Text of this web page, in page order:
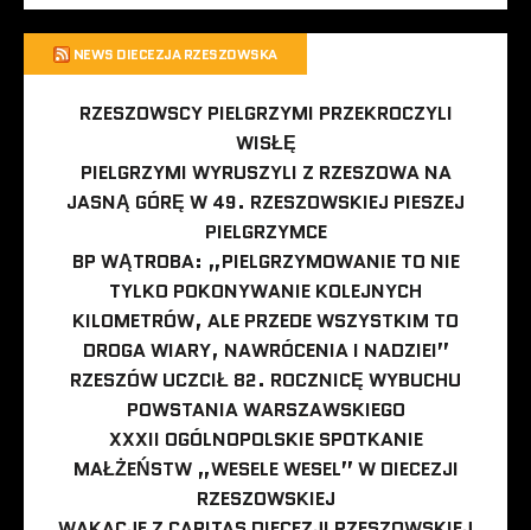
NEWS DIECEZJA RZESZOWSKA
RZESZOWSCY PIELGRZYMI PRZEKROCZYLI
WISŁĘ
PIELGRZYMI WYRUSZYLI Z RZESZOWA NA
JASNĄ GÓRĘ W 49. RZESZOWSKIEJ PIESZEJ
PIELGRZYMCE
BP WĄTROBA: „PIELGRZYMOWANIE TO NIE
TYLKO POKONYWANIE KOLEJNYCH
KILOMETRÓW, ALE PRZEDE WSZYSTKIM TO
DROGA WIARY, NAWRÓCENIA I NADZIEI”
RZESZÓW UCZCIŁ 82. ROCZNICĘ WYBUCHU
POWSTANIA WARSZAWSKIEGO
XXXII OGÓLNOPOLSKIE SPOTKANIE
MAŁŻEŃSTW „WESELE WESEL” W DIECEZJI
RZESZOWSKIEJ